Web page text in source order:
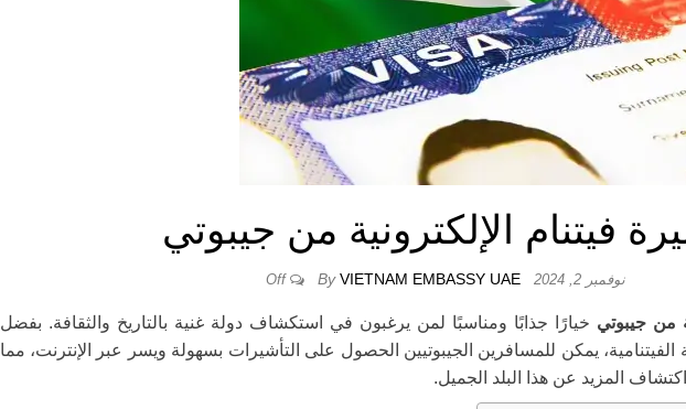
فيتنام الإلكترونية من جيبوتي
نوفمبر 2, 2024 Off By VIETNAM EMBASSY UAE
من جيبوتي خيارًا جذابًا ومناسبًا لمن يرغبون في استكشاف دولة غنية بالتاريخ والثقافة. بفضل
الفيتنامية، يمكن للمسافرين الجيبوتيين الحصول على التأشيرات بسهولة ويسر عبر الإنترنت، مما
المزيد عن هذا البلد الجميل.